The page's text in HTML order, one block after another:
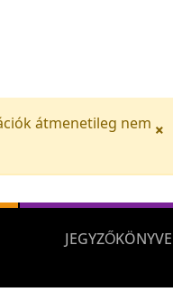
átmenetileg nem ×